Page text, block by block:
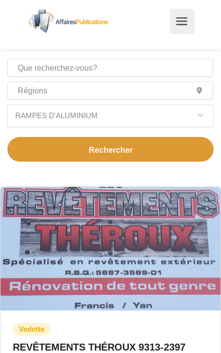
RAMPES D'ALUMINIUM
REVÊTEMENTS THÉROUX 9313-2397